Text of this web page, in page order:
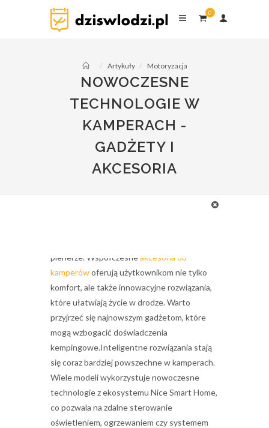
0
Artykuły Motoryzacja
NOWOCZESNE
TECHNOLOGIE W
KAMPERACH -
GADŻETY I
AKCESORIA
9 lis 2024 dziswlodzi.pl
plenerze. Współczesneakcesoria do
kamperówoferują użytkownikom nie tylko
komfort, ale także innowacyjne rozwiązania,
które ułatwiają życie w drodze. Warto
przyjrzeć się najnowszym gadżetom, które
mogą wzbogacić doświadczenia
kempingowe.Inteligentne rozwiązania stają
się coraz bardziej powszechne w kamperach.
Wiele modeli wykorzystuje nowoczesne
technologie z ekosystemu Nice Smart Home,
co pozwala na zdalne sterowanie
oświetleniem, ogrzewaniem czy systemem